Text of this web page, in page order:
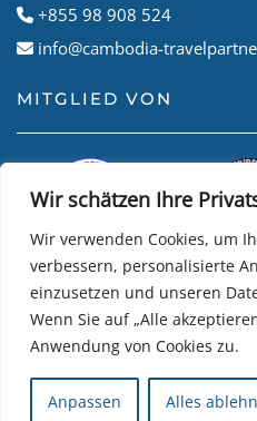
Wir schätzen Ihre
Wir verwenden Cookies, um
verbessern, personalisierte
einzusetzen und unseren
Wenn Sie auf „Alle
Anwendung von Cookies zu.
Anpassen Alles
+855 98 908 524
info@cambodia-
MITGLIED VON
© Cambodian Travel Partner